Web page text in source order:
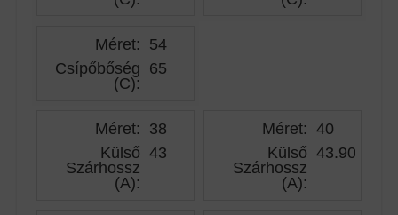
Méret: 54
Csípőbőség
(C):
65
Méret: 38
Külső
Szárhossz
(A):
43
Méret: 40
Külső
Szárhossz
(A):
43.90